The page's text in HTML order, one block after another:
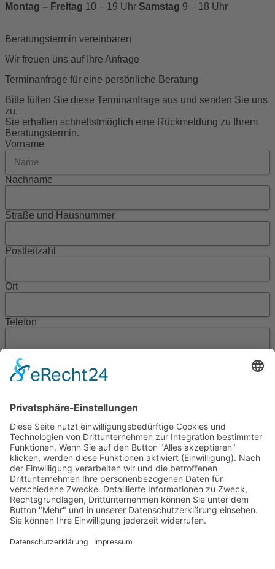
Montag – Freitag 10 – 19 Uhr Samstag 9 – 18 Uhr
Beratungstermin vereinbaren
Wir freuen uns auf Ihre Anfrage
Terminanfrage für eine persönliche Beratung
Bitte füllen Sie diese Terminanfrage aus und senden Sie uns
zu.
Sie erhalten schnellstmöglich eine Rückmeldung zu Ihrem
Beratungstermin.
Vorname
Nachname
Straße und Hausnummer
Postleitzahl
Ort
Telefon
Mobil
Ich wünsche einen Beratungstermin am*
um
zu folgendem Einrichtungsbereich*
Die Datenschutzerklärung habe ich gelesen und erkläre